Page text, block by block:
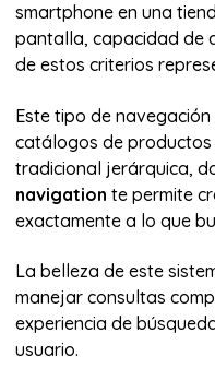
smartphone en una
pantalla, capacidad de
de estos criterios
Este tipo de
catálogos de productos
tradicional jerárquica,
navigation te permite
exactamente a lo que
La belleza de este
manejar consultas
experiencia de
usuario.